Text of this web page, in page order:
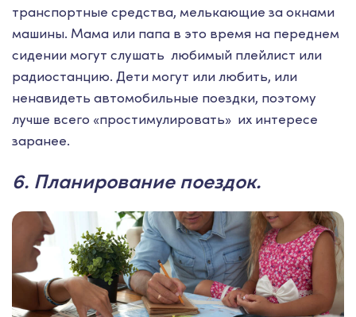
транспортные средства, мелькающие за окнами
машины. Мама или папа в это время на переднем
сидении могут слушать любимый плейлист или
радиостанцию. Дети могут или любить, или
ненавидеть автомобильные поездки, поэтому
лучше всего «простимулировать» их интересе
заранее.
6. Планирование поездок.